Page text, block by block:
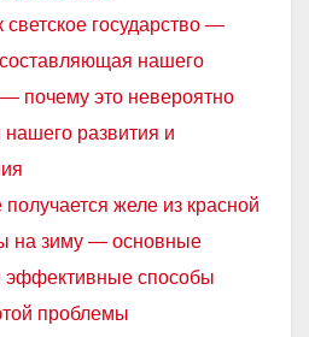
светское государство —
нашего
почему это невероятно
развития и
желе из красной
на зиму — основные
эффективные способы
проблемы